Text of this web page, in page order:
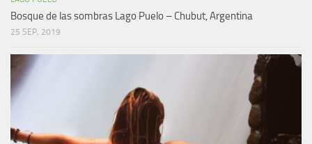
Bosque de las sombras Lago Puelo – Chubut, Argentina
25 SEP, 2019